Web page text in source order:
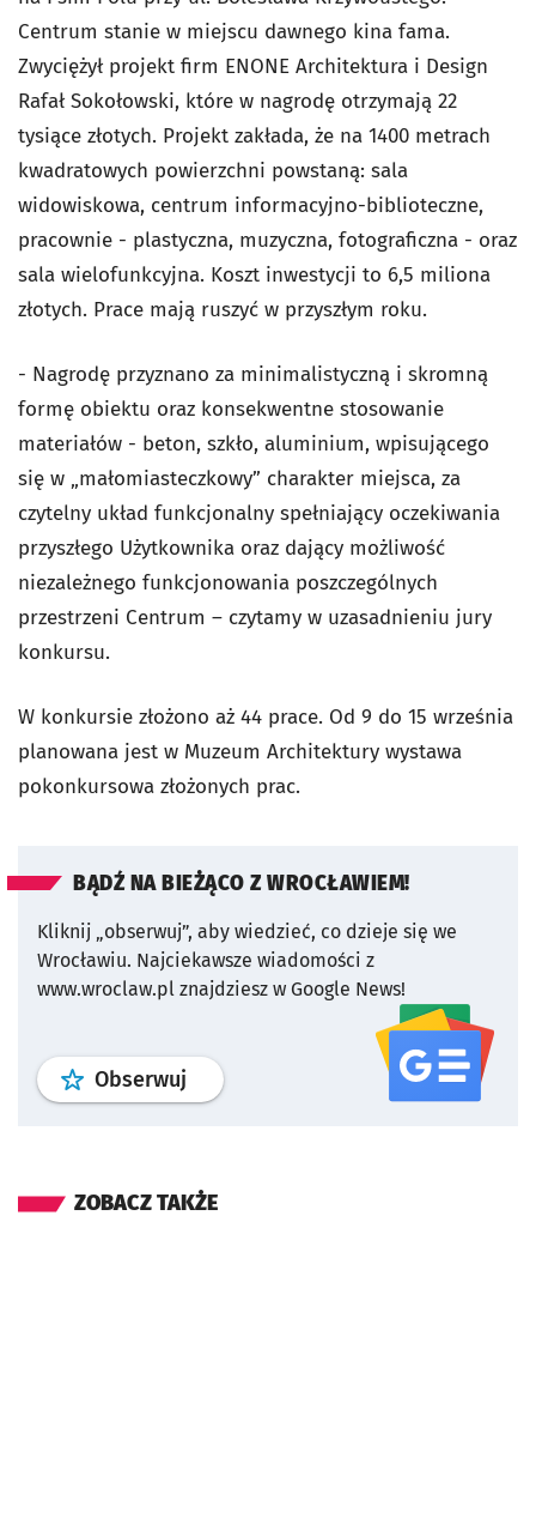
Centrum stanie w miejscu dawnego kina fama.
Zwyciężył projekt firm ENONE Architektura i Design
Rafał Sokołowski, które w nagrodę otrzymają 22
tysiące złotych. Projekt zakłada, że na 1400 metrach
kwadratowych powierzchni powstaną: sala
widowiskowa, centrum informacyjno-biblioteczne,
pracownie - plastyczna, muzyczna, fotograficzna - oraz
sala wielofunkcyjna. Koszt inwestycji to 6,5 miliona
złotych. Prace mają ruszyć w przyszłym roku.
- Nagrodę przyznano za minimalistyczną i skromną
formę obiektu oraz konsekwentne stosowanie
materiałów - beton, szkło, aluminium, wpisującego
się w „małomiasteczkowy” charakter miejsca, za
czytelny układ funkcjonalny spełniający oczekiwania
przyszłego Użytkownika oraz dający możliwość
niezależnego funkcjonowania poszczególnych
przestrzeni Centrum – czytamy w uzasadnieniu jury
konkursu.
W konkursie złożono aż 44 prace. Od 9 do 15 września
planowana jest w Muzeum Architektury wystawa
pokonkursowa złożonych prac.
BĄDŹ NA BIEŻĄCO Z WROCŁAWIEM!
Kliknij „obserwuj”, aby wiedzieć, co dzieje się we
Wrocławiu. Najciekawsze wiadomości z
www.wroclaw.pl znajdziesz w Google News!
Obserwuj profil serwisu
ZOBACZ TAKŻE